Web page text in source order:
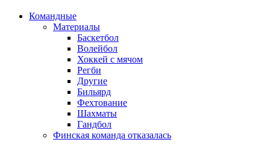
Командные
Материалы
Баскетбол
Волейбол
Хоккей с мячом
Регби
Другие
Бильярд
Фехтование
Шахматы
Гандбол
Финская команда отказалась